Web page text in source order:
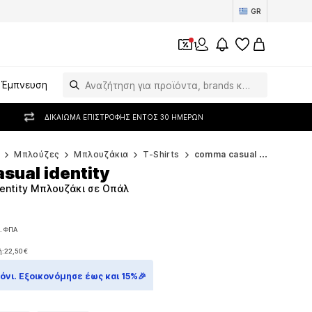
GR
1
Έμπνευση
ΔΙΚΑΊΩΜΑ ΕΠΙΣΤΡΟΦΉΣ ΕΝΤΌΣ 30 ΗΜΕΡΏΝ
Μπλούζες Μπλουζάκια T-Shirts comma casual identity T-Shirts
ΦΠΑ
22,50 €
22,50 €
Μπλουζάκι σε Οπάλ
identity
Εξοικονόμησε έως και 15%🎉